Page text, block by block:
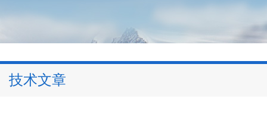
技术文章